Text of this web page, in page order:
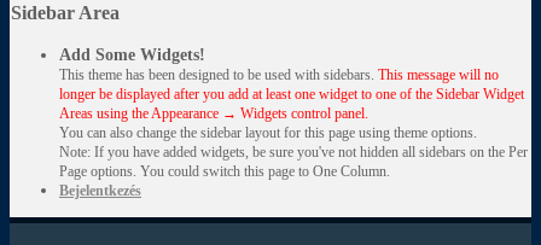
Sidebar Area
Add Some Widgets!
This theme has been designed to be used with sidebars. This message will no
longer be displayed after you add at least one widget to one of the Sidebar Widget
Areas using the Appearance → Widgets control panel.
You can also change the sidebar layout for this page using theme options.
Note: If you have added widgets, be sure you've not hidden all sidebars on the Per
Page options. You could switch this page to One Column.
Bejelentkezés